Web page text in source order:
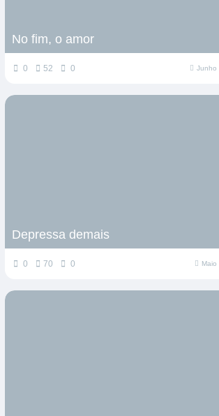
No fim, o amor
0 52 0 Junho
Depressa demais
0 70 0